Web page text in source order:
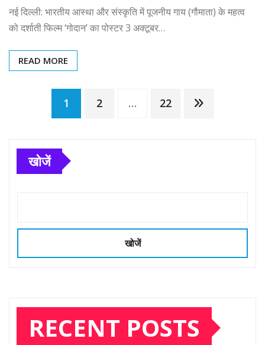
नई दिल्ली: भारतीय आस्था और संस्कृति में पूजनीय गाय (गौमाता) के महत्व
को दर्शाती फिल्म ‘गोदान’ का पोस्टर 3 अक्टूबर…
READ MORE
Posts
pagination
1 2 … 22
खोजें
खोजें
RECENT POSTS